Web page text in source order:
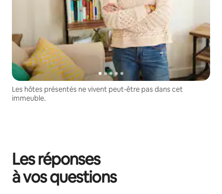
Les hôtes présentés ne vivent peut-être pas dans cet
immeuble.
Les réponses
à vos questions